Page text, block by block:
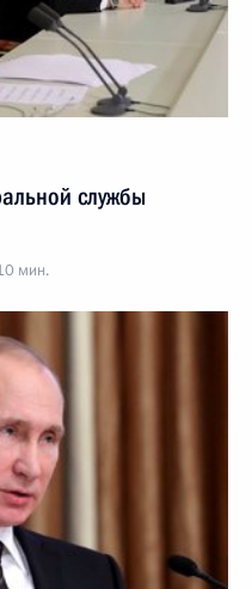
службы
мин.